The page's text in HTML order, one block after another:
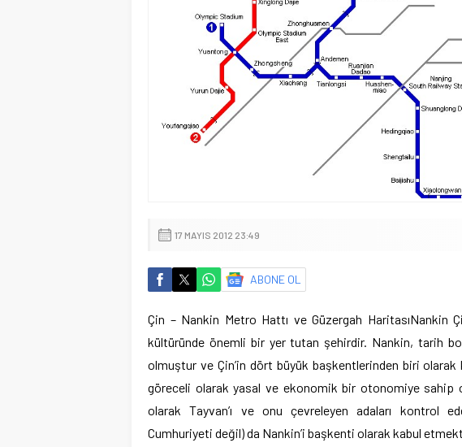
17 MAYIS 2012 23:49
ABONE OL
Çin – Nankin Metro Hattı ve Güzergah HaritasıNankin
kültüründe önemli bir yer tutan şehirdir. Nankin, tarih
olmuştur ve Çin’in dört büyük başkentlerinden biri olarak
göreceli olarak yasal ve ekonomik bir otonomiye sahip
olarak Tayvan’ı ve onu çevreleyen adaları kontrol
Cumhuriyeti değil) da Nankin’i başkenti olarak kabul